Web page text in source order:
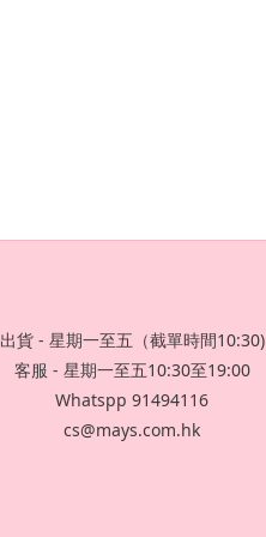
出貨 - 星期一至五（截單時間10:30)
客服 - 星期一至五10:30至19:00
Whatspp 91494116
cs@mays.com.hk